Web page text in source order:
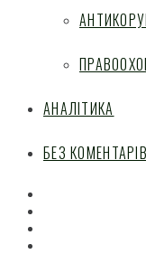
АНАЛІТИКА
БЕЗ КОМЕНТАРІВ